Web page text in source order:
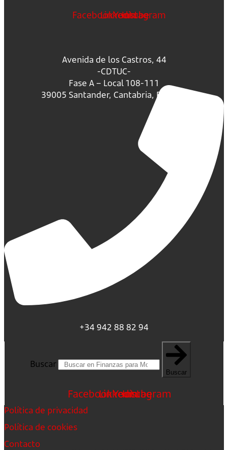
FacebookLinkedin
Youtube
Instagram
Avenida de los Castros, 44
-CDTUC-
Fase A – Local 108-111
39005 Santander, Cantabria, España.
+34 942 88 82 94
Buscar
Buscar
FacebookLinkedin
Youtube
Instagram
Política de privacidad
Política de cookies
Contacto